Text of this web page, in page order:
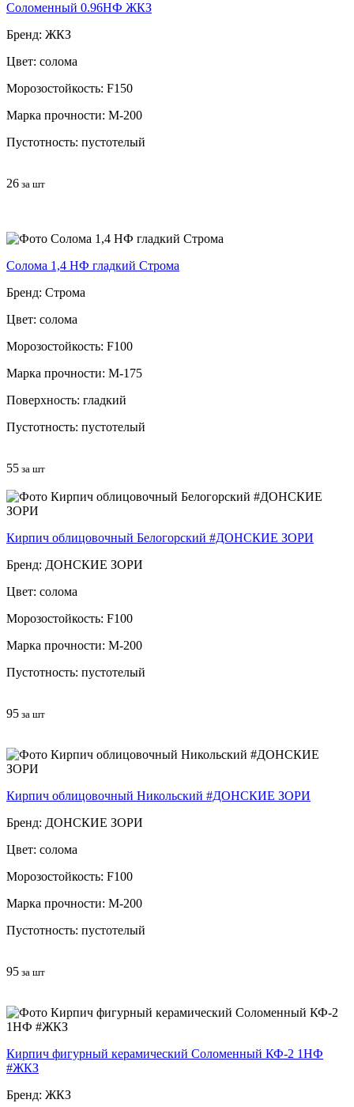
Соломенный 0.96НФ ЖКЗ
Бренд: ЖКЗ
Цвет: солома
Морозостойкость: F150
Марка прочности: М-200
Пустотность: пустотелый
26 за шт
Солома 1,4 НФ гладкий Строма
Бренд: Строма
Цвет: солома
Морозостойкость: F100
Марка прочности: М-175
Поверхность: гладкий
Пустотность: пустотелый
55 за шт
Кирпич облицовочный Белогорский #ДОНСКИЕ ЗОРИ
Бренд: ДОНСКИЕ ЗОРИ
Цвет: солома
Морозостойкость: F100
Марка прочности: М-200
Пустотность: пустотелый
95 за шт
Кирпич облицовочный Никольский #ДОНСКИЕ ЗОРИ
Бренд: ДОНСКИЕ ЗОРИ
Цвет: солома
Морозостойкость: F100
Марка прочности: М-200
Пустотность: пустотелый
95 за шт
Кирпич фигурный керамический Соломенный КФ-2 1НФ
#ЖКЗ
Бренд: ЖКЗ